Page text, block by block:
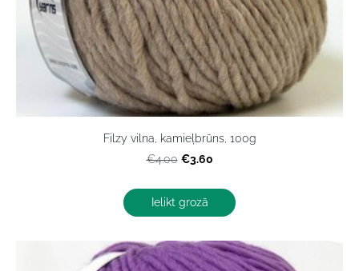
Filzy vilna, kamieļbrūns, 100g
€4.00 €3.60
Ielikt grozā